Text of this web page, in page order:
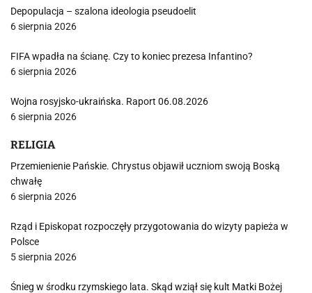
Depopulacja – szalona ideologia pseudoelit
6 sierpnia 2026
FIFA wpadła na ścianę. Czy to koniec prezesa Infantino?
6 sierpnia 2026
Wojna rosyjsko-ukraińska. Raport 06.08.2026
6 sierpnia 2026
RELIGIA
Przemienienie Pańskie. Chrystus objawił uczniom swoją Boską
chwałę
6 sierpnia 2026
Rząd i Episkopat rozpoczęły przygotowania do wizyty papieża w
Polsce
5 sierpnia 2026
Śnieg w środku rzymskiego lata. Skąd wziął się kult Matki Bożej